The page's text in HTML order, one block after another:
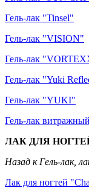
Гель-лак "Tinsel"
Гель-лак "VISION"
Гель-лак
Гель-лак "Yuki
Гель-лак "YUKI"
Гель-лак
ЛАК ДЛЯ
Назад к Гель-лак,
Лак для ногтей